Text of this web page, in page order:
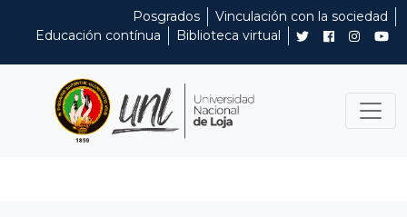
Posgrados
Vinculación con la sociedad
Educación contínua
Biblioteca virtual